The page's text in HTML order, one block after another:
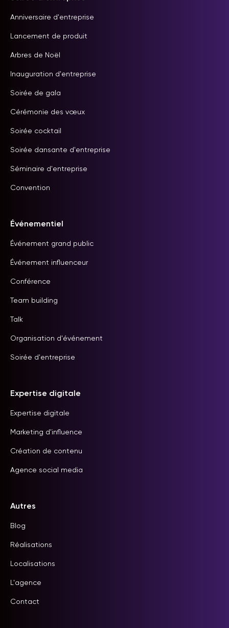
Anniversaire d'entreprise
Lancement de produit
Arbres de Noël
Inauguration d'entreprise
Soirée de gala
Cérémonie des vœux
Soirée cocktail
Soirée dansante d'entreprise
Séminaire d'entreprise
Convention
Événementiel
Événement grand public
Événement influenceur
Conférence
Team building
Talk
Organisation d'événement
Soirée d'entreprise
Expertise digitale
Expertise digitale
Marketing d'influence
Création de contenu
Agence social media
Autres
Blog
Réalisations
Localisations
L'agence
Contact